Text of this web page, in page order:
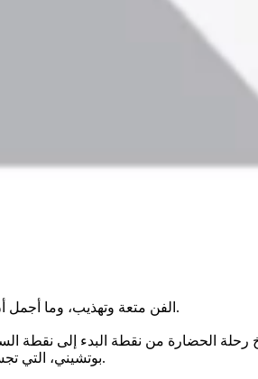
الفن متعة وتهذيب، وما أجمل أن يجتمعا في آن واحد، وأعظم الحضارات هي التي تزدهر فيها الفنون، ويلقي فيها رجال الفن التقدير والإكبار علي الصعيدين الشعبي والرسمي.
رحلة الحضارة من نقطة البدء إلى نقطة
بوتشيني، التي تجسد الحب، أو باليه «بحيرة البجع» لـ«تشايكوفسكي»، فنحن في مسيرة مع الزمن عبر رحاب الأرض، وسط زحمة من الدوافع والنوازع الإنسانية.